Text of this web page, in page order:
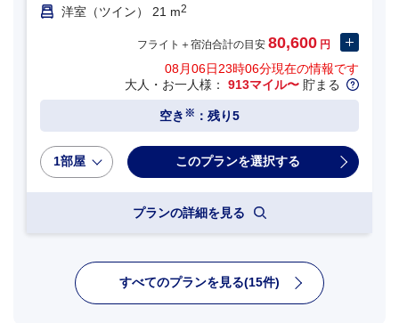
洋室（ツイン） 21 m2
フライト＋宿泊合計の目安 80,600 円
08月06日23時06分現在の情報です
大人・お一人様： 913マイル〜 貯まる
空き ※ ：残り5
1部屋
プランの詳細を見る
すべてのプランを見る(15件)